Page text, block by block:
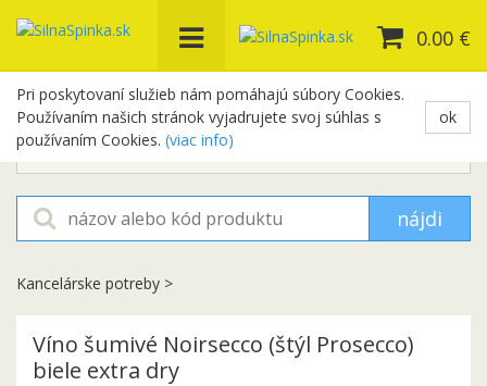
Pri poskytovaní služieb nám pomáhajú súbory Cookies.
Používaním našich stránok vyjadrujete svoj súhlas s
používaním Cookies. (viac info)
ok
0.00 €
+421 948 654 329
objednavky@silnaspinka.sk
nájdi
Kancelárske potreby >
Víno šumivé Noirsecco (štýl Prosecco)
biele extra dry